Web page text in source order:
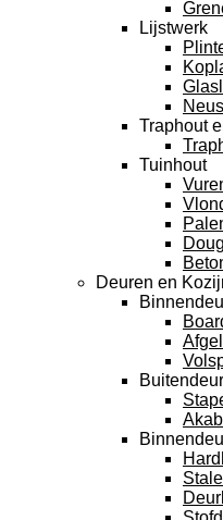
Lijstwerk
Traphout
Tuinhout
Deuren en